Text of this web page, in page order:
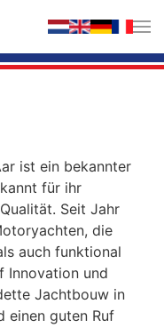
ist ein bekannter
für ihr
Seit Jahr
die
auch funktional
Innovation und
Jachtbouw in
einen guten Ruf